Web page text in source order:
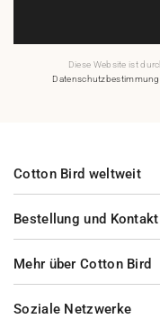
Diese Website ist
Bestellung und Kontakt
Mehr über Cotton Bird
Cotton Bird weltweit
Soziale Netzwerke